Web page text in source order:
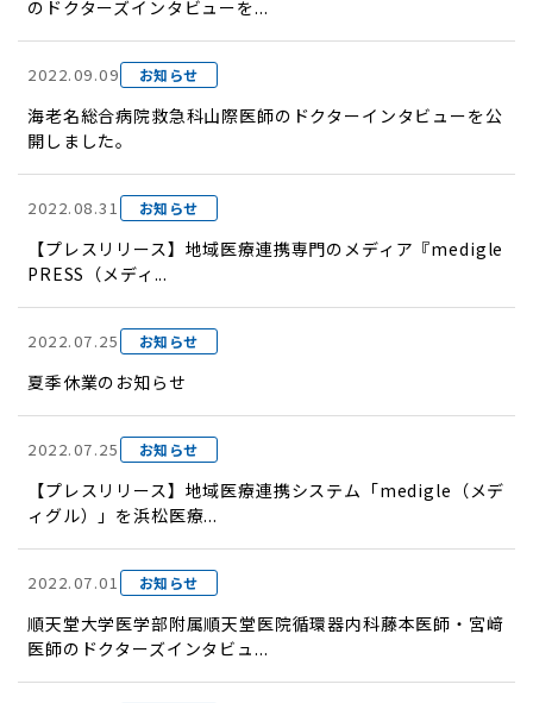
のドクターズインタビューを...
2022.09.09 お知らせ
海老名総合病院救急科山際医師のドクターインタビューを公
開しました。
2022.08.31 お知らせ
【プレスリリース】地域医療連携専門のメディア『medigle
PRESS（メディ...
2022.07.25 お知らせ
夏季休業のお知らせ
2022.07.25 お知らせ
【プレスリリース】地域医療連携システム「medigle（メデ
ィグル）」を浜松医療...
2022.07.01 お知らせ
順天堂大学医学部附属順天堂医院循環器内科藤本医師・宮﨑
医師のドクターズインタビュ...